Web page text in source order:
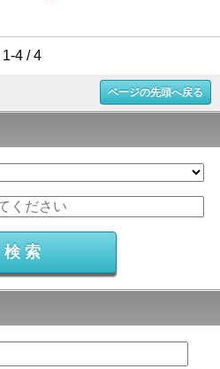
1-4 / 4
ページの先頭へ戻る